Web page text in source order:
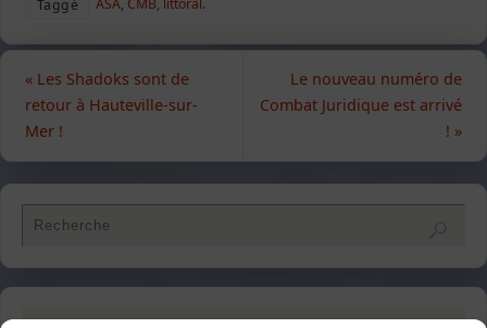
Taggé ASA, CMB, littoral.
«Les Shadoks sont de
retour à Hauteville-sur-
Mer !
Le nouveau numéro de
Combat Juridique est arrivé
! »